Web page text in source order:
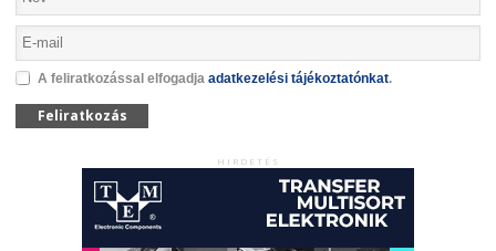
A feliratkozással elfogadja adatkezelési tájékoztatónkat.
Feliratkozás
HIRDETÉS